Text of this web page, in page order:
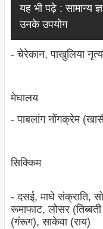
यह भी पढ़े : सामान्य
उनके उपयोग
- चेरेकान, पाखुलिया नृत्‍य
मेघालय
- पाबलांग नोंगक्रेम
सिक्किम
- दसई, माघे संक्राति,
रूमाफाट, लोसर
(गंरूग), साकेवा (राय)